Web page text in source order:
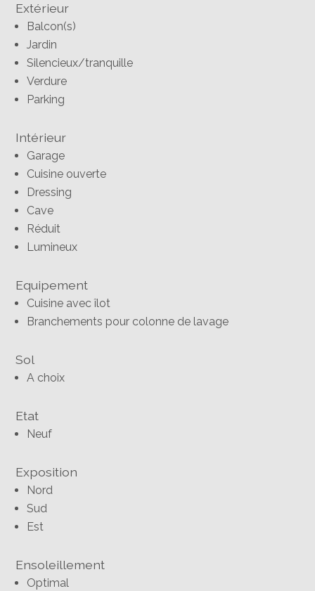
Extérieur
Balcon(s)
Jardin
Silencieux/tranquille
Verdure
Parking
Intérieur
Garage
Cuisine ouverte
Dressing
Cave
Réduit
Lumineux
Equipement
Cuisine avec îlot
Branchements pour colonne de lavage
Sol
A choix
Etat
Neuf
Exposition
Nord
Sud
Est
Ensoleillement
Optimal